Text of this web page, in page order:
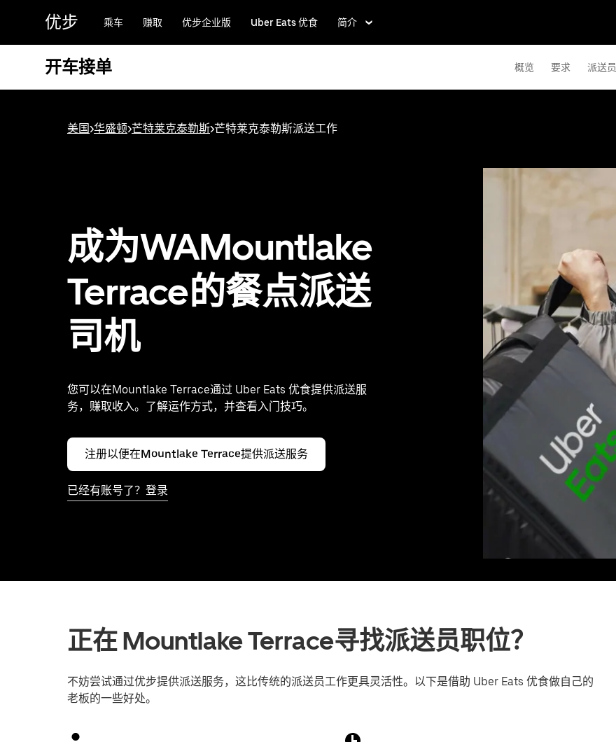
容
优步 乘车 赚取 优步企业版 Uber Eats 优食 简介
开车接单 概览 要求 派送员
美国>华盛顿>芒特莱克泰勒斯>芒特莱克泰勒斯派送工作
成为WAMountlake
Terrace的餐点派送
司机
您可以在Mountlake Terrace通过 Uber Eats 优食提供派送服
务，赚取收入。了解运作方式，并查看入门技巧。
注册以便在Mountlake Terrace提供派送服务
已经有账号了？登录
正在 Mountlake Terrace寻找派送员职位？
不妨尝试通过优步提供派送服务，这比传统的派送员工作更具灵活性。以下是借助 Uber Eats 优食做自己的
老板的一些好处。